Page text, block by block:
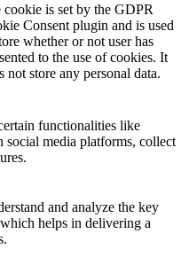
cookie is set by the GDPR
Consent plugin and is used
whether or not user has
to the use of cookies. It
not store any personal data.
functionalities like
social media platforms, collect
and analyze the key
helps in delivering a